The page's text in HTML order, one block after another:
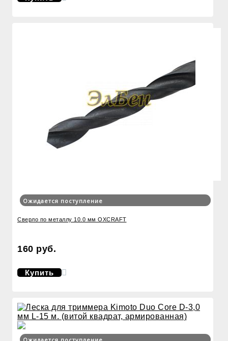
Ожидается поступление
Сверло по металлу 10.0 мм OXCRAFT
160 руб.
Купить